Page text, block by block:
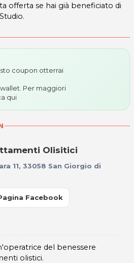
offerta se hai già beneficiato di
coupon otterrai
Per maggiori
qui
Olisitici
11, 33058 San Giorgio di
Facebook
del benessere
olistici.